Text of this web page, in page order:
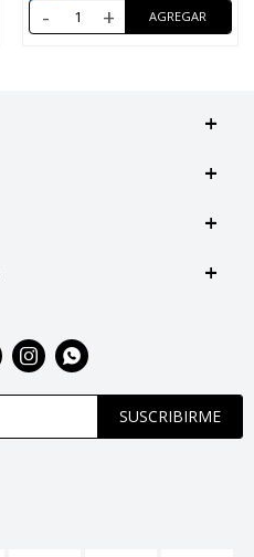
- +
SUSCRIBIRME
 